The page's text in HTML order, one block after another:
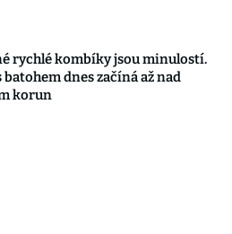
rychlé kombíky jsou minulostí.
batohem dnes začíná až nad
korun